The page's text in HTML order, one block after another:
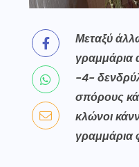
Μεταξύ
γραμμάρια
-4-
σπόρους
κλώνοι
γραμμάρια